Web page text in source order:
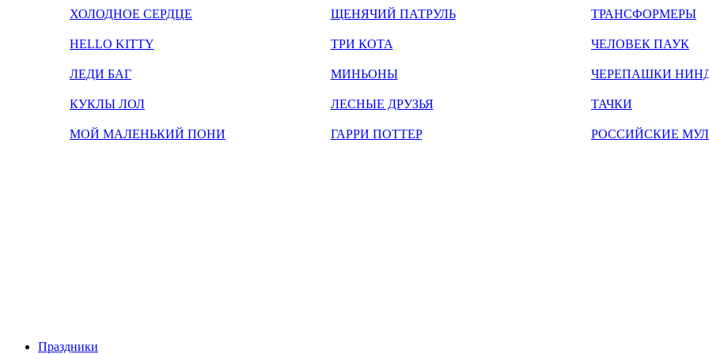
ХОЛОДНОЕ СЕРДЦЕ
HELLO KITTY
ЛЕДИ БАГ
КУКЛЫ ЛОЛ
МОЙ МАЛЕНЬКИЙ ПОНИ
ЩЕНЯЧИЙ ПАТРУЛЬ
ТРИ КОТА
МИНЬОНЫ
ЛЕСНЫЕ ДРУЗЬЯ
ГАРРИ ПОТТЕР
ТРАНСФОРМЕРЫ
ЧЕЛОВЕК ПАУК
ЧЕРЕПАШКИ
ТАЧКИ
РОССИЙСКИЕ
Праздники